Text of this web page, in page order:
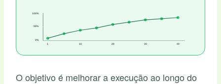
0%
50%
100%
1 10 20 30 40
O objetivo é melhorar a execução ao longo do